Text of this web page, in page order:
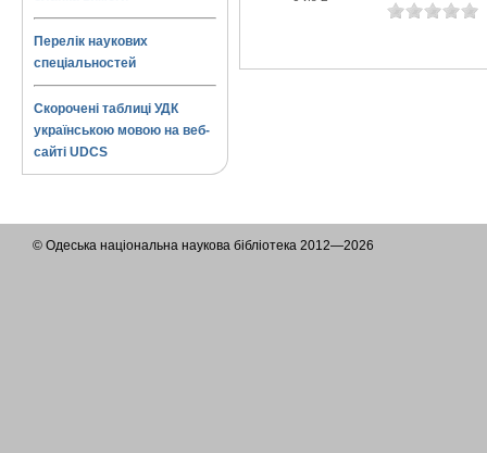
Перелік наукових
спеціальностей
Скорочені таблиці УДК
українською мовою на веб-
сайті UDCS
© Одеська національна наукова бібліотека 2012—2026